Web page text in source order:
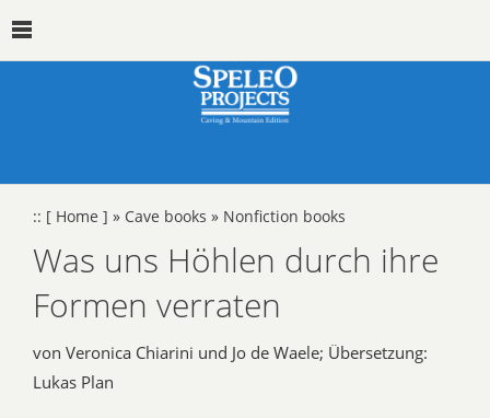
:: [ Home ] » Cave books » Nonfiction books
Was uns Höhlen durch ihre
Formen verraten
von Veronica Chiarini und Jo de Waele; Übersetzung:
Lukas Plan